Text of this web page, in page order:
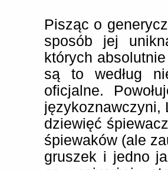
Pisząc o
sposób jej
których
są to według
oficjalne.
językoznawczyni,
dziewięć
śpiewaków (ale
gruszek i jedno